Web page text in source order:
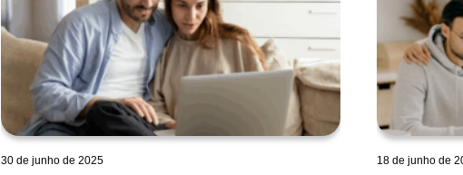
30 de junho de 2025 18 de junho de